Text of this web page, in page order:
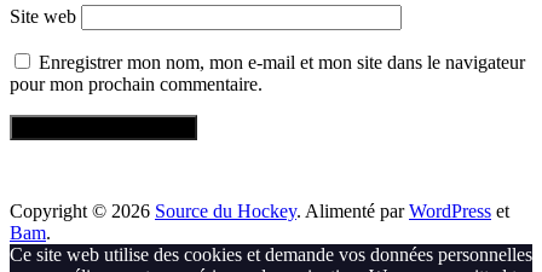
Site web
Enregistrer mon nom, mon e-mail et mon site dans le navigateur
pour mon prochain commentaire.
Copyright © 2026 Source du Hockey. Alimenté parWordPress et
Bam.
Ce site web utilise des cookies et demande vos données personnelles